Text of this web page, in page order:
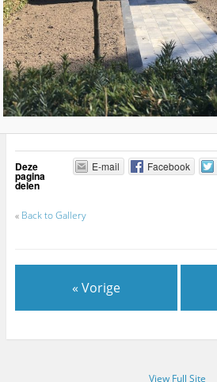
Deze
pagina
delen
E-mail Facebook
« Back to Gallery
« Vorige
View Full Site